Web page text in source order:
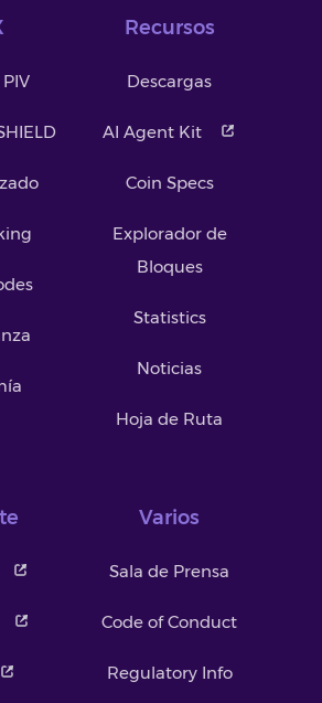
Recursos
Descargas
AI Agent Kit
Coin Specs
Explorador de
Bloques
Statistics
Noticias
Hoja de Ruta
Varios
Sala de Prensa
Code of Conduct
Regulatory Info